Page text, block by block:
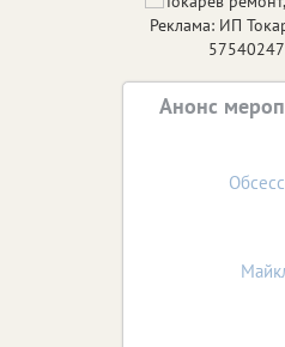
Реклама: ИП
Анонс